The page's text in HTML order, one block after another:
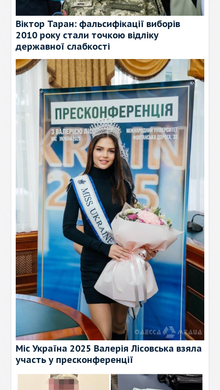
Віктор Таран: фальсифікації виборів
2010 року стали точкою відліку
державної слабкості
Міс Україна 2025 Валерія Лісовська взяла
участь у пресконференції